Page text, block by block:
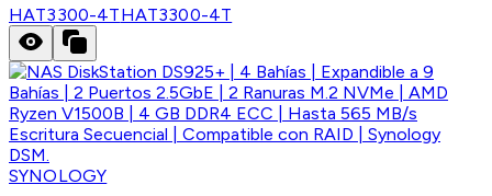
HAT3300-4THAT3300-4T
SYNOLOGY